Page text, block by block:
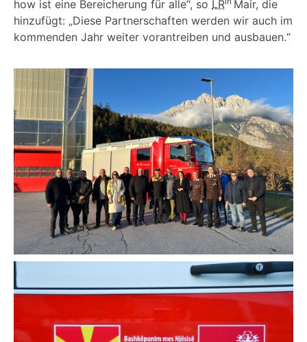
how ist eine Bereicherung für alle“, so LR
Mair, die
hinzufügt: „Diese Partnerschaften werden wir auch im
kommenden Jahr weiter vorantreiben und ausbauen.“